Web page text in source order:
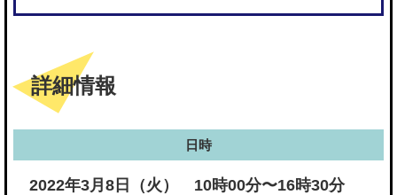
詳細情報
日時
2022年3月8日（火） 10時00分〜16時30分